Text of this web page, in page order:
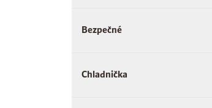
Bezpečné
Chladnička